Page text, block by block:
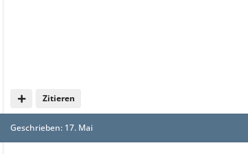
Zitieren
Geschrieben: 17. Mai